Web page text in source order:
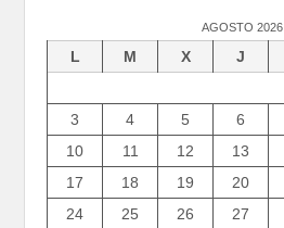
AGOSTO 2026
L M X J
3
4 5 6
10
11 12 13
17
18 19 20
24
25 26 27